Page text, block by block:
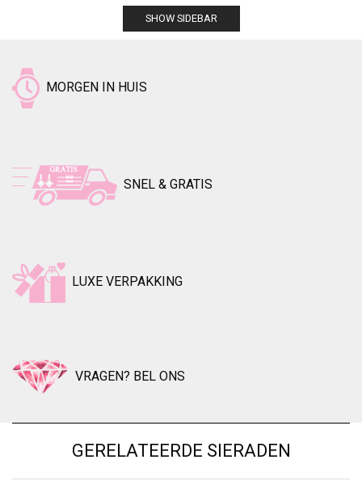
SHOW SIDEBAR
MORGEN IN HUIS
SNEL & GRATIS
LUXE VERPAKKING
VRAGEN? BEL ONS
GERELATEERDE SIERADEN